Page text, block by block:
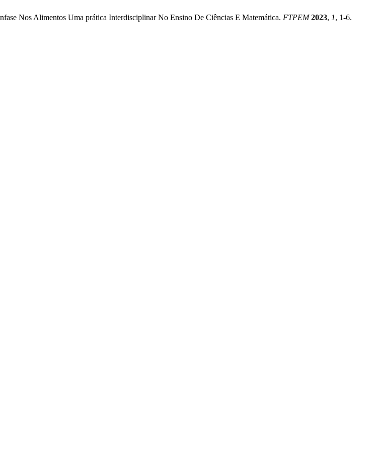
Nos Alimentos Uma prática Interdisciplinar No Ensino De Ciências E Matemática. FTPEM 2023, 1, 1-6.